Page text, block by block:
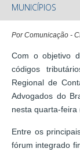
MUNICÍPIOS
Por Comunicação -
Com o objetivo
códigos
Regional de
Advogados do
nesta quarta-feira
Entre os
fórum integrado